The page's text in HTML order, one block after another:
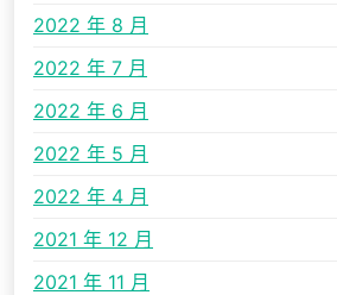
2022 年 8 月
2022 年 7 月
2022 年 6 月
2022 年 5 月
2022 年 4 月
2021 年 12 月
2021 年 11 月